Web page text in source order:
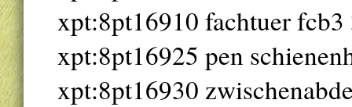
xpt:8pt16910 fachtuer
xpt:8pt16925 pen
xpt:8pt16930